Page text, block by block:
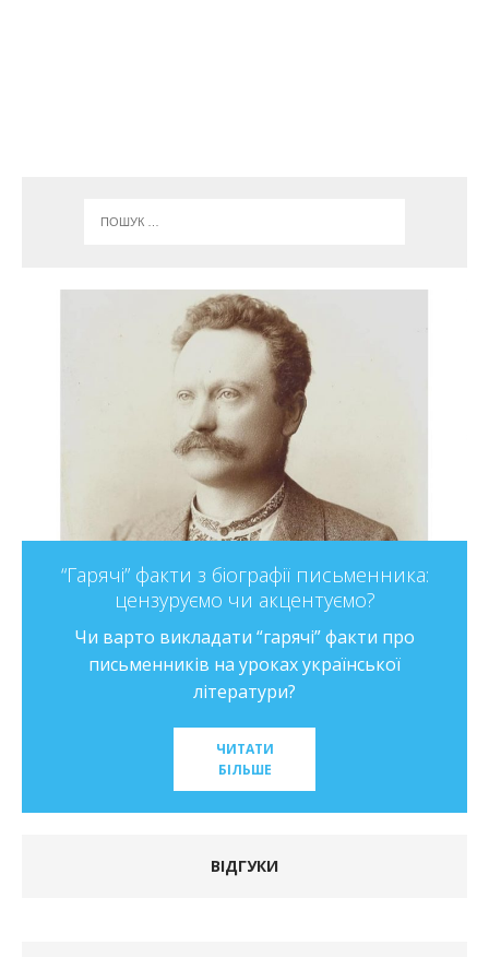
“Гарячі” факти з біографії письменника:
цензуруємо чи акцентуємо?
Чи варто викладати “гарячі” факти про
письменників на уроках української
літератури?
ЧИТАТИ
БІЛЬШЕ
ВІДГУКИ